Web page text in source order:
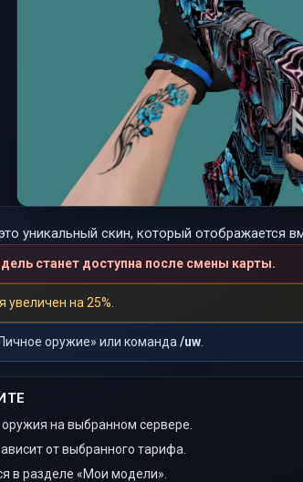
уникальный скин, который отображается
станет доступна после смены карты.
увеличен на 25%.
оружие» или команда /uw
на выбранном сервере.
от выбранного тарифа.
в разделе «Мои модели».